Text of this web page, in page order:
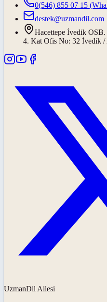
0(546) 855 07 15
destek@uzmandil.com
Hacettepe İvedik
4. Kat Ofis No: 32 İvedik
UzmanDil Ailesi